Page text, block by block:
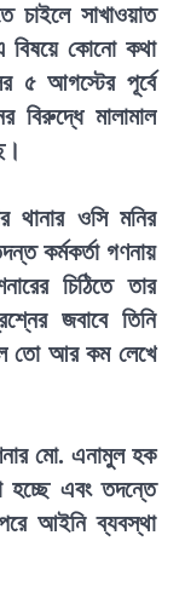
চাইলে সাখাওয়াত
বিষয়ে কোনো কথা
৫ আগস্টের পূর্বে
বিরুদ্ধে মালামাল
থানার ওসি মনির
কর্মকর্তা গণনায়
চিঠিতে তার
জবাবে তিনি
তো আর কম লেখে
মো. এনামুল হক
হচ্ছে এবং তদন্তে
আইনি ব্যবস্থা